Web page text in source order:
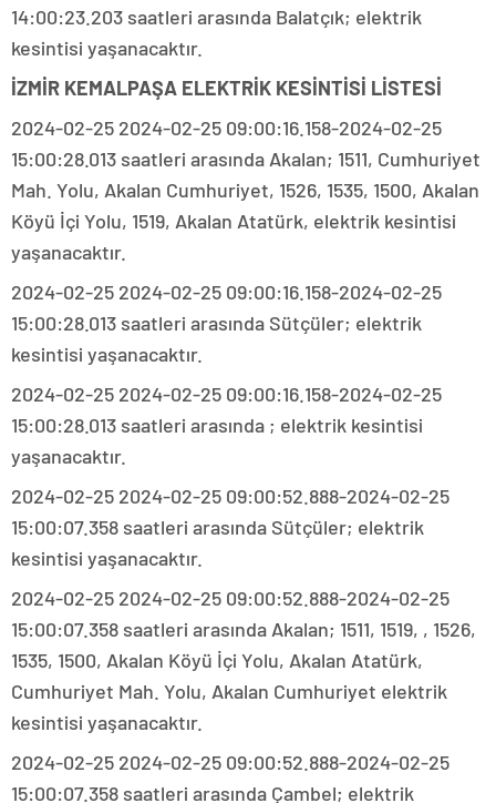
14:00:23.203 saatleri arasında Balatçık; elektrik
kesintisi yaşanacaktır.
İZMİR KEMALPAŞA ELEKTRİK KESİNTİSİ LİSTESİ
2024-02-25 2024-02-25 09:00:16.158-2024-02-25
15:00:28.013 saatleri arasında Akalan; 1511, Cumhuriyet
Mah. Yolu, Akalan Cumhuriyet, 1526, 1535, 1500, Akalan
Köyü İçi Yolu, 1519, Akalan Atatürk, elektrik kesintisi
yaşanacaktır.
2024-02-25 2024-02-25 09:00:16.158-2024-02-25
15:00:28.013 saatleri arasında Sütçüler; elektrik
kesintisi yaşanacaktır.
2024-02-25 2024-02-25 09:00:16.158-2024-02-25
15:00:28.013 saatleri arasında ; elektrik kesintisi
yaşanacaktır.
2024-02-25 2024-02-25 09:00:52.888-2024-02-25
15:00:07.358 saatleri arasında Sütçüler; elektrik
kesintisi yaşanacaktır.
2024-02-25 2024-02-25 09:00:52.888-2024-02-25
15:00:07.358 saatleri arasında Akalan; 1511, 1519, , 1526,
1535, 1500, Akalan Köyü İçi Yolu, Akalan Atatürk,
Cumhuriyet Mah. Yolu, Akalan Cumhuriyet elektrik
kesintisi yaşanacaktır.
2024-02-25 2024-02-25 09:00:52.888-2024-02-25
15:00:07.358 saatleri arasında Çambel; elektrik